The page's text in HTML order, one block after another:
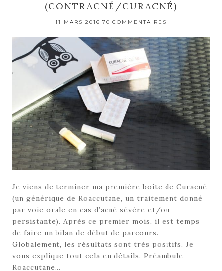
(CONTRACNÉ/CURACNÉ)
11 MARS 2016 70 COMMENTAIRES
Je viens de terminer ma première boîte de Curacné
(un générique de Roaccutane, un traitement donné
par voie orale en cas d’acné sévère et/ou
persistante). Après ce premier mois, il est temps
de faire un bilan de début de parcours.
Globalement, les résultats sont très positifs. Je
vous explique tout cela en détails. Préambule
Roaccutane…